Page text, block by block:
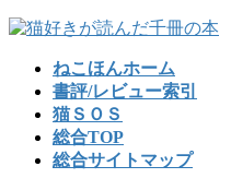
コ
ナ
ねこほんホーム
書評/レビュー索引
猫ＳＯＳ
総合TOP
総合サイトマップ